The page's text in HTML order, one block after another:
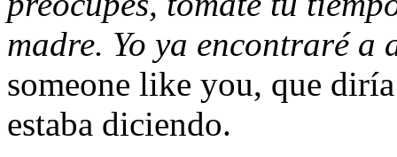
madre. Yo ya encontraré a
someone like you, que
estaba diciendo.